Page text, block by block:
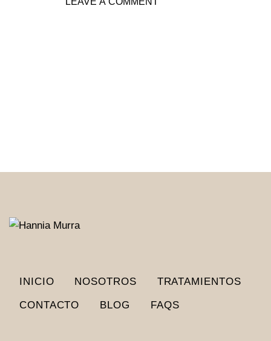
INICIO NOSOTROS TRATAMIENTOS
CONTACTO BLOG FAQS